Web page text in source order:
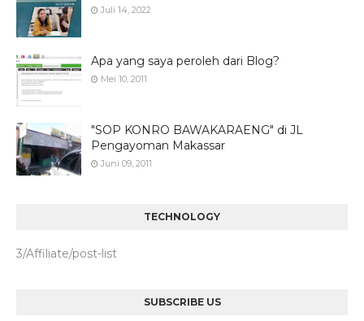
Juli 14, 2022
Apa yang saya peroleh dari Blog?
Mei 10, 2011
"SOP KONRO BAWAKARAENG" di JL
Pengayoman Makassar
Juni 09, 2011
TECHNOLOGY
3/Affiliate/post-list
SUBSCRIBE US